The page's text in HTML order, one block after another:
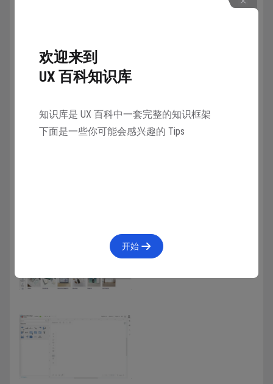
Visual Paradigm
欢迎来到
UX 百科知识库
知识库是 UX 百科中一套完整的知识框架
下面是一些你可能会感兴趣的 Tips
开始